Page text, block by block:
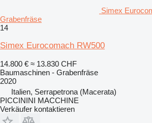
Simex
Grabenfräse
14
Simex Eurocomach RW500
14.800 € ≈ 13.830 CHF
Baumaschinen - Grabenfräse
2020
Italien, Serrapetrona (Macerata)
PICCININI MACCHINE
Verkäufer kontaktieren